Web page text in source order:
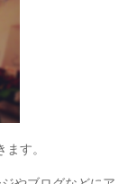
す。